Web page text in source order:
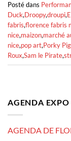
Posté dans
Duck,Droopy,droupi,
fabris,florence fabris
nice,maizon,marché
nice,pop art,Porky Pig
Roux,Sam le Pirate,
AGENDA EXPO
AGENDA DE